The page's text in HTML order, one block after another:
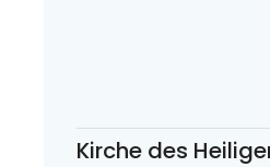
Kirche des